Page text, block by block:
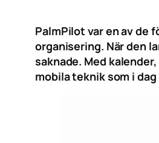
PalmPilot var en av de
organisering. När den
saknade. Med
mobila teknik som i